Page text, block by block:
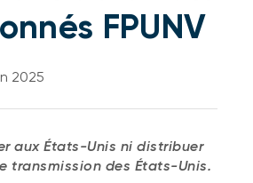
FPUNV
2025
aux États-Unis ni distribuer
transmission des États-Unis.